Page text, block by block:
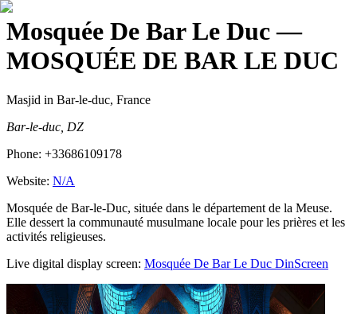
Mosquée De Bar Le Duc—
MOSQUÉE DE BAR LE DUC
Masjid in Bar-le-duc, France
Bar-le-duc, DZ
Phone: +33686109178
Website: N/A
Mosquée de Bar-le-Duc, située dans le département de la Meuse.
Elle dessert la communauté musulmane locale pour les prières et les
activités religieuses.
Live digital display screen: Mosquée De Bar Le Duc DinScreen